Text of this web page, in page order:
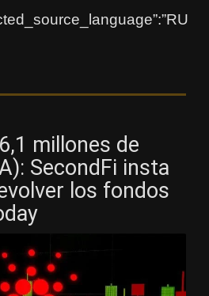
millones de
SecondFi insta
los fondos